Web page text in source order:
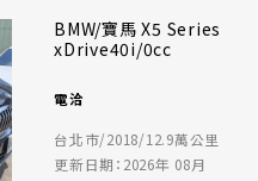
BMW/寶馬 X5 Series
xDrive40i/0cc
電洽
台北市/2018/12.9萬公里
更新日期：2026年 08月